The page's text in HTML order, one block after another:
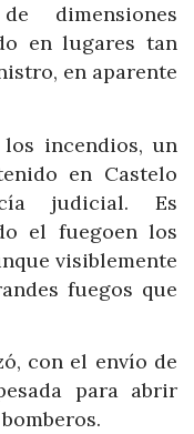
dimensiones
en lugares tan
en aparente
incendios, un
en Castelo
judicial. Es
el fuegoen los
visiblemente
fuegos que
con el envío de
para abrir